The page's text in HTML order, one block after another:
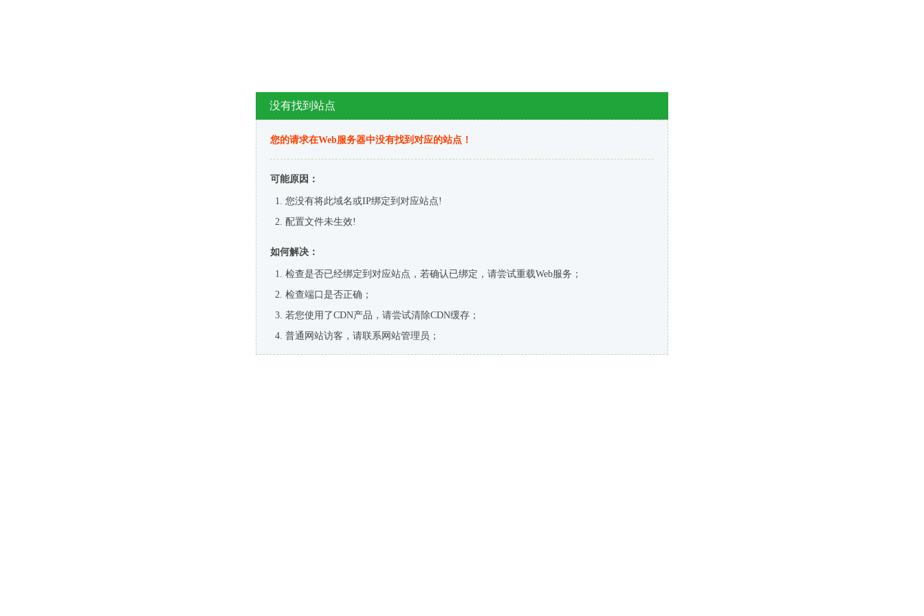
没有找到站点
您的请求在Web服务器中没有找到对应的站点！
可能原因：
您没有将此域名或IP绑定到对应站点!
配置文件未生效!
如何解决：
检查是否已经绑定到对应站点，若确认已绑定，请尝试重载Web服务；
检查端口是否正确；
若您使用了CDN产品，请尝试清除CDN缓存；
普通网站访客，请联系网站管理员；